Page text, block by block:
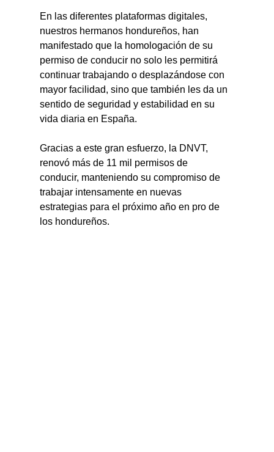
En las diferentes plataformas digitales,
nuestros hermanos hondureños, han
manifestado que la homologación de su
permiso de conducir no solo les permitirá
continuar trabajando o desplazándose con
mayor facilidad, sino que también les da un
sentido de seguridad y estabilidad en su
vida diaria en España.
Gracias a este gran esfuerzo, la DNVT,
renovó más de 11 mil permisos de
conducir, manteniendo su compromiso de
trabajar intensamente en nuevas
estrategias para el próximo año en pro de
los hondureños.